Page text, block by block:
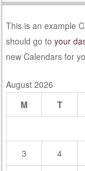
This is an example
should go toyour
new Calendars for
August 2026
M
T
3 4